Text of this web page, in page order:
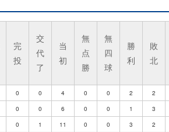
完
投
交
代
了
当
初
無
点
勝
無
四
球
勝
利
敗
北
0 0 4 0 0 2 2
0 0 6 0 0 1 3
0 1 11 0 0 3 2